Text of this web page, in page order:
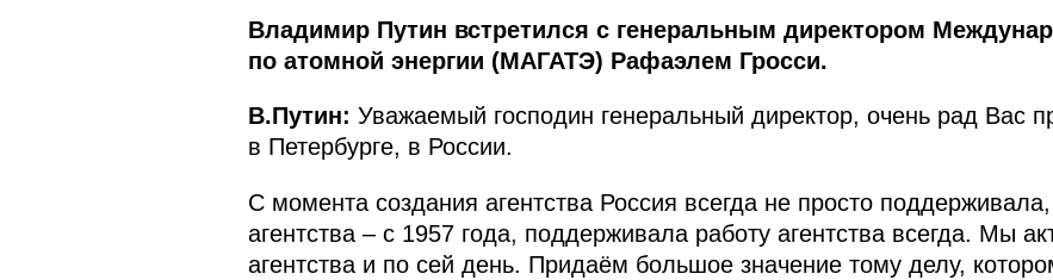
Владимир Путин встретился с генеральным директором
по атомной энергии (МАГАТЭ) Рафаэлем Гросси.
В.Путин: Уважаемый господин генеральный директор, очень рад Вас
в Петербурге, в России.
С момента создания агентства Россия всегда не просто
агентства – с 1957 года, поддерживала работу агентства всегда. Мы
агентства и по сей день. Придаём большое значение тому делу,